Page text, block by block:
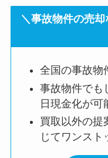
＼事故物件の売
全国の事故物
事故物件でも
日現金化が可
買取以外の提
じてワンスト